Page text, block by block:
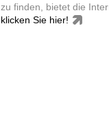
zu finden, bietet die
klicken Sie hier!